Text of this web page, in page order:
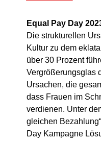
Equal Pay Day
Die strukturellen
Kultur zu dem
über 30 Prozent
Vergrößerungsglas
Ursachen, die
dass Frauen im
verdienen. Unter
gleichen
Day Kampagne